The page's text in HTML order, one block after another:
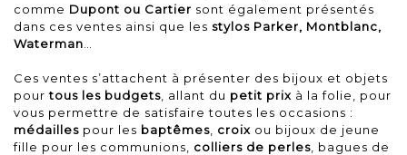
comme Dupont ou Cartier sont également présentés
dans ces ventes ainsi que les stylos Parker, Montblanc,
Waterman
Ces ventes s’attachent à présenter des bijoux et objets
pourtous les budgets , allant du petit prix à la folie, pour
vous permettre de satisfaire toutes les occasions :
médailles pour les baptêmes croix ou bijoux de jeune
fille pour les communions, colliers de perles , bagues de